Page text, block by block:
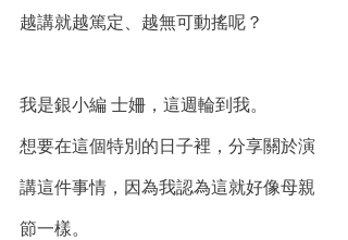
越講就越篤定、越無可動搖呢？
我是銀小編 士姍，這週輪到我。
想要在這個特別的日子裡，分享關於演
講這件事情，因為我認為這就好像母親
節一樣。